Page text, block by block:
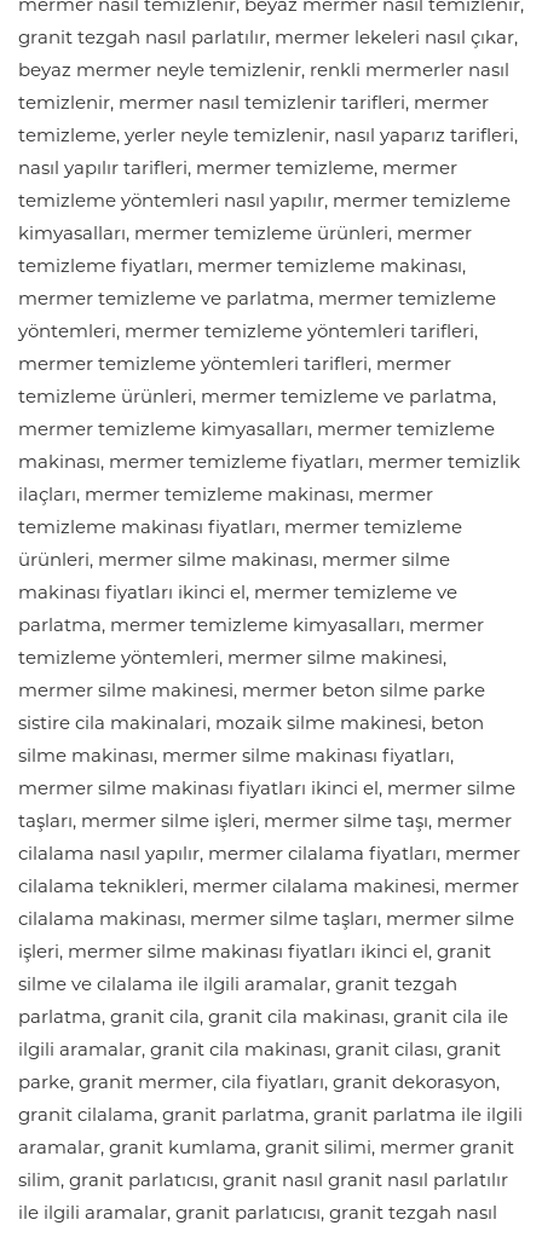
mermer nasıl temizlenir, beyaz mermer nasıl temizlenir,
granit tezgah nasıl parlatılır, mermer lekeleri nasıl çıkar,
beyaz mermer neyle temizlenir, renkli mermerler nasıl
temizlenir, mermer nasıl temizlenir tarifleri, mermer
temizleme, yerler neyle temizlenir, nasıl yaparız tarifleri,
nasıl yapılır tarifleri, mermer temizleme, mermer
temizleme yöntemleri nasıl yapılır, mermer temizleme
kimyasalları, mermer temizleme ürünleri, mermer
temizleme fiyatları, mermer temizleme makinası,
mermer temizleme ve parlatma, mermer temizleme
yöntemleri, mermer temizleme yöntemleri tarifleri,
mermer temizleme yöntemleri tarifleri, mermer
temizleme ürünleri, mermer temizleme ve parlatma,
mermer temizleme kimyasalları, mermer temizleme
makinası, mermer temizleme fiyatları, mermer temizlik
ilaçları, mermer temizleme makinası, mermer
temizleme makinası fiyatları, mermer temizleme
ürünleri, mermer silme makinası, mermer silme
makinası fiyatları ikinci el, mermer temizleme ve
parlatma, mermer temizleme kimyasalları, mermer
temizleme yöntemleri, mermer silme makinesi,
mermer silme makinesi, mermer beton silme parke
sistire cila makinalari, mozaik silme makinesi, beton
silme makinası, mermer silme makinası fiyatları,
mermer silme makinası fiyatları ikinci el, mermer silme
taşları, mermer silme işleri, mermer silme taşı, mermer
cilalama nasıl yapılır, mermer cilalama fiyatları, mermer
cilalama teknikleri, mermer cilalama makinesi, mermer
cilalama makinası, mermer silme taşları, mermer silme
işleri, mermer silme makinası fiyatları ikinci el, granit
silme ve cilalama ile ilgili aramalar, granit tezgah
parlatma, granit cila, granit cila makinası, granit cila ile
ilgili aramalar, granit cila makinası, granit cilası, granit
parke, granit mermer, cila fiyatları, granit dekorasyon,
granit cilalama, granit parlatma, granit parlatma ile ilgili
aramalar, granit kumlama, granit silimi, mermer granit
silim, granit parlatıcısı, granit nasıl granit nasıl parlatılır
ile ilgili aramalar, granit parlatıcısı, granit tezgah nasıl